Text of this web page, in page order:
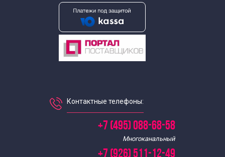
Контактные телефоны:
+7 (495) 088-68-58
Многоканальный
+7 (926) 511-12-49